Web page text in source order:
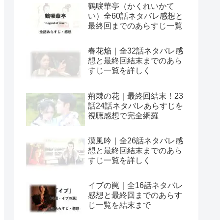
鶴唳華亭（かくれいかて
い）全60話ネタバレ感想と
最終回までのあらすじ一覧
春花焔｜全32話ネタバレ感
想と最終回結末までのあら
すじ一覧を詳しく
荊棘の花｜最終回結末！23
話24話ネタバレあらすじを
視聴感想で完全網羅
漠風吟｜全26話ネタバレ感
想と最終回結末までのあら
すじ一覧を詳しく
イブの罠｜全16話ネタバレ
感想と最終回までのあらす
じ一覧を結末まで